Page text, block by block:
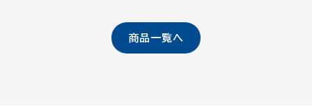
商品一覧へ